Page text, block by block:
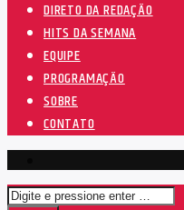
DIRETO DA REDAÇÃO
HITS DA SEMANA
EQUIPE
PROGRAMAÇÃO
SOBRE
CONTATO